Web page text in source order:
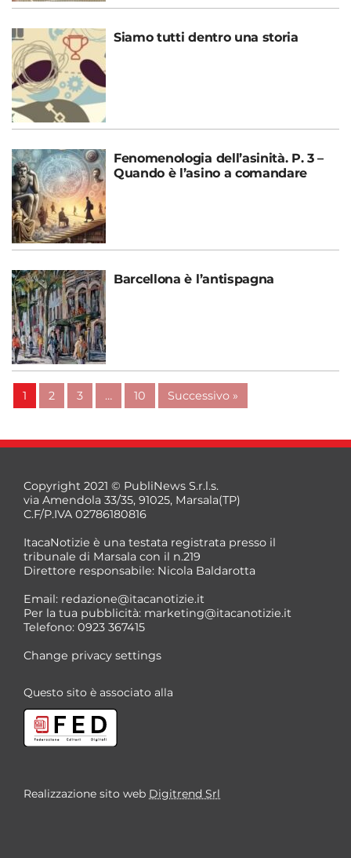
Siamo tutti dentro una storia
Fenomenologia dell’asinità. P. 3 –
Quando è l’asino a comandare
Barcellona è l’antispagna
1 2 3 … 10 Successivo »
Copyright 2021 © PubliNews S.r.l.s.
via Amendola 33/35, 91025, Marsala(TP)
C.F/P.IVA 02786180816
ItacaNotizie è una testata registrata presso il
tribunale di Marsala con il n.219
Direttore responsabile: Nicola Baldarotta
Email: redazione@itacanotizie.it
Per la tua pubblicità: marketing@itacanotizie.it
Telefono: 0923 367415
Change privacy settings
Questo sito è associato alla
Realizzazione sito web Digitrend Srl